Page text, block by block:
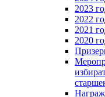
2023
2022
2021
2020